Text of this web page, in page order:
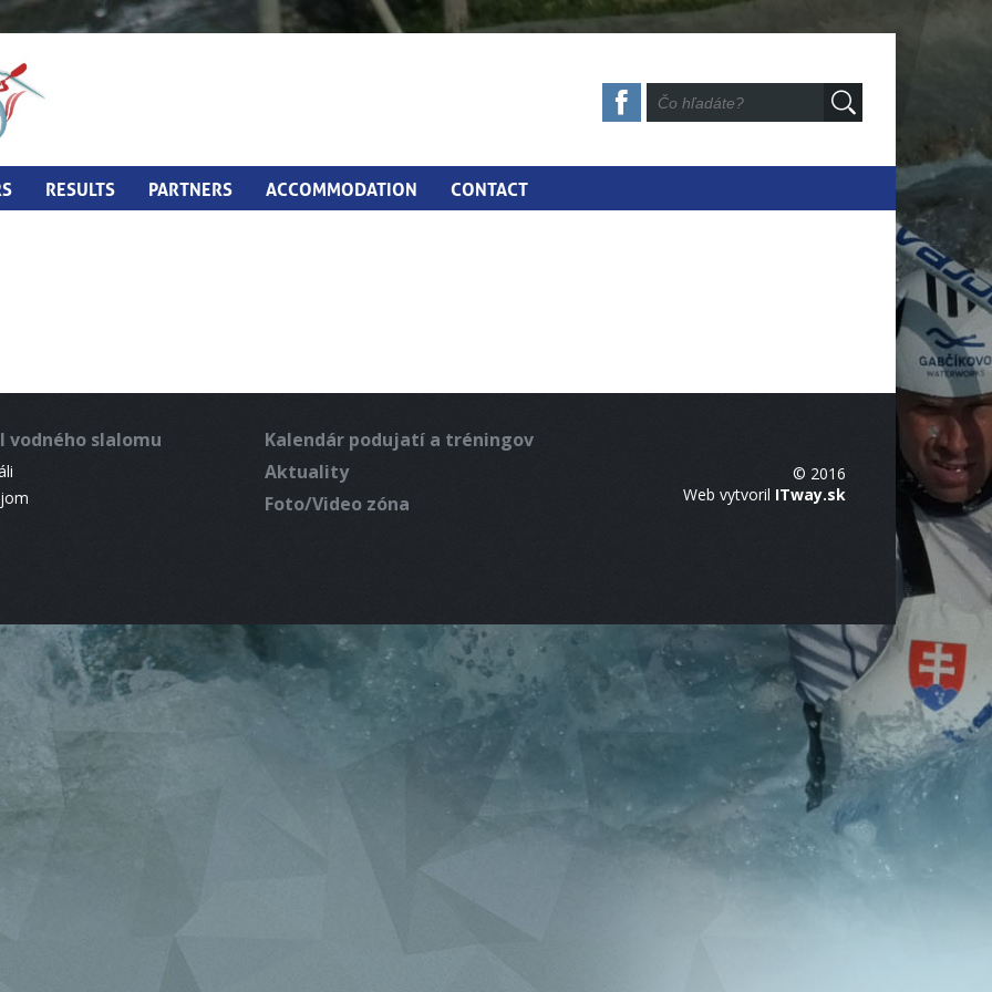
RESULTS PARTNERS ACCOMMODATION CONTACT
vodného slalomu
Kalendár podujatí a tréningov
Aktuality
Foto/Video zóna
© 2016
Web vytvoril ITway.sk